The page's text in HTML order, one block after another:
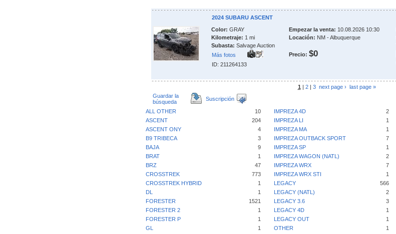
2024 SUBARU ASCENT
Color: GRAY
Kilometraje: 1 mi
Subasta: Salvage Auction
Más fotos
ID: 211264133
Empezar la venta: 10.08.2026 10:30
Locación: NM - Albuquerque
Precio: $0
1 | 2| 3 next page › last page »
Guardar la
búsqueda
Suscripción
ALL OTHER 10 IMPREZA 4D 2
ASCENT
204 IMPREZA LI 1
ASCENT ONY
4 IMPREZA MA 1
B9 TRIBECA
3 IMPREZA OUTBACK SPORT 7
BAJA
9 IMPREZA SP 1
BRAT
1 IMPREZA WAGON (NATL) 2
BRZ
47 IMPREZA WRX 7
CROSSTREK
773 IMPREZA WRX STI 1
CROSSTREK HYBRID
1 LEGACY 566
DL
1 LEGACY (NATL) 2
FORESTER
1521 LEGACY 3.6 3
FORESTER 2
1 LEGACY 4D 1
FORESTER P
1 LEGACY OUT 1
GL
1 OTHER 1